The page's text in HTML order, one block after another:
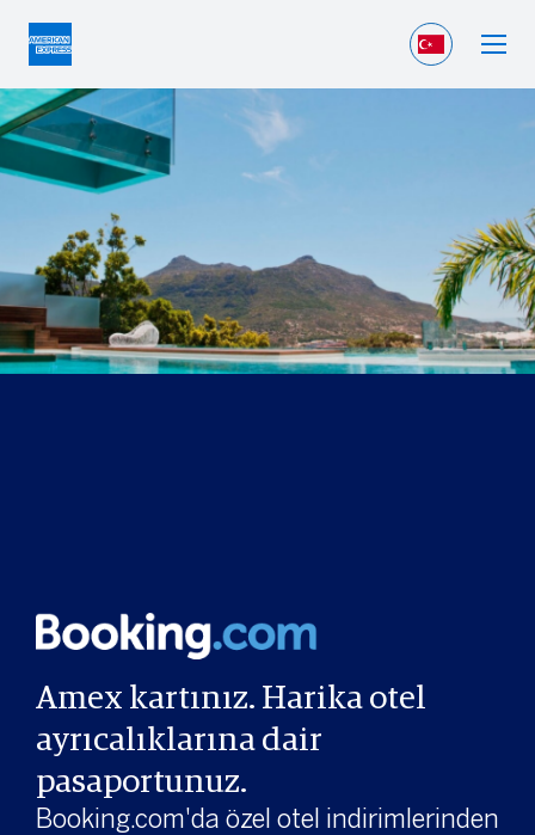
Amex kartınız. Harika otel
ayrıcalıklarına dair
pasaportunuz.
Booking.com'da özel otel indirimlerinden